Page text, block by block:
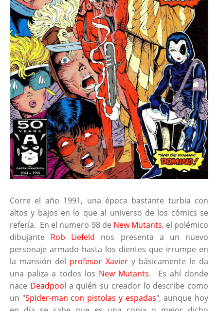
Corre el año 1991, una época bastante turbia con
altos y bajos en lo que al universo de los cómics se
refería. En el numero 98 de New Mutants, el polémico
dibujante Rob Liefeld nos presenta a un nuevo
personaje armado hasta los dientes que irrumpe en
la mansión del profesor Xaviery básicamente le da
una paliza a todos los New Mutants. Es ahí donde
nace Deadpool a quién su creador lo describe como
un "Spider-man con pistolas y espadas", aunque hoy